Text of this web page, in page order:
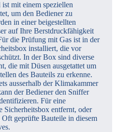
mit einem speziellen
um den Bediener zu
in einer beigestellten
auf Ihre Berstdruckfähigkeit
die Prüfung mit Gas ist in der
installiert, die vor
In der Box sind diverse
die mit Düsen ausgetattet um
des Bauteils zu erkenne.
ausserhalb der Klimakammer
der Bediener den Sniffer
Für eine
entfernt, oder
geprüfte Bauteile in diesem